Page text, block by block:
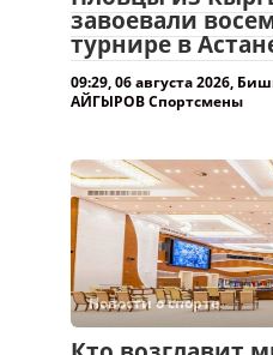
Пловцы из
завоевали
турнире в
09:29, 06 августа 2026,
Новости о спорте.